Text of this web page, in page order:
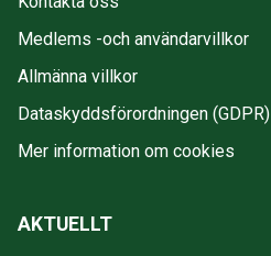
Medlems -och användarvillkor
Allmänna villkor
Dataskyddsförordningen (GDPR)
Mer information om cookies
AKTUELLT